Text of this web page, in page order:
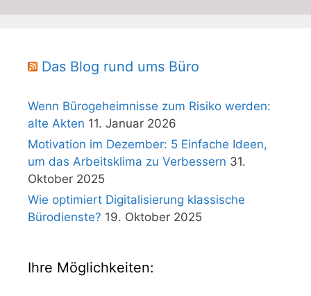
Das Blog rund ums Büro
Wenn Bürogeheimnisse zum Risiko werden:
alte Akten 11. Januar 2026
Motivation im Dezember: 5 Einfache Ideen,
um das Arbeitsklima zu Verbessern 31.
Oktober 2025
Wie optimiert Digitalisierung klassische
Bürodienste? 19. Oktober 2025
Ihre Möglichkeiten: